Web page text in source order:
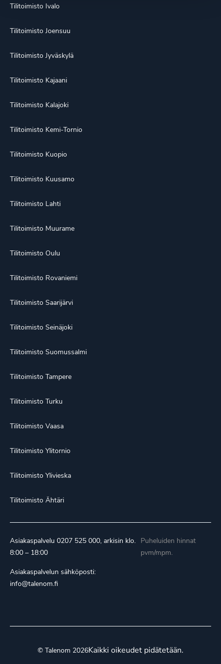
Tilitoimisto Ivalo
Tilitoimisto Joensuu
Tilitoimisto Jyväskylä
Tilitoimisto Kajaani
Tilitoimisto Kalajoki
Tilitoimisto Kemi-Tornio
Tilitoimisto Kuopio
Tilitoimisto Kuusamo
Tilitoimisto Lahti
Tilitoimisto Muurame
Tilitoimisto Oulu
Tilitoimisto Rovaniemi
Tilitoimisto Saarijärvi
Tilitoimisto Seinäjoki
Tilitoimisto Suomussalmi
Tilitoimisto Tampere
Tilitoimisto Turku
Tilitoimisto Vaasa
Tilitoimisto Ylitornio
Tilitoimisto Ylivieska
Tilitoimisto Ähtäri
Asiakaspalvelu 0207 525 000, arkisin klo.
8:00 – 18:00
Asiakaspalvelun sähköposti:
info@talenom.fi
Puheluiden hinnat
pvm/mpm.
© Talenom 2026Kaikki oikeudet pidätetään.